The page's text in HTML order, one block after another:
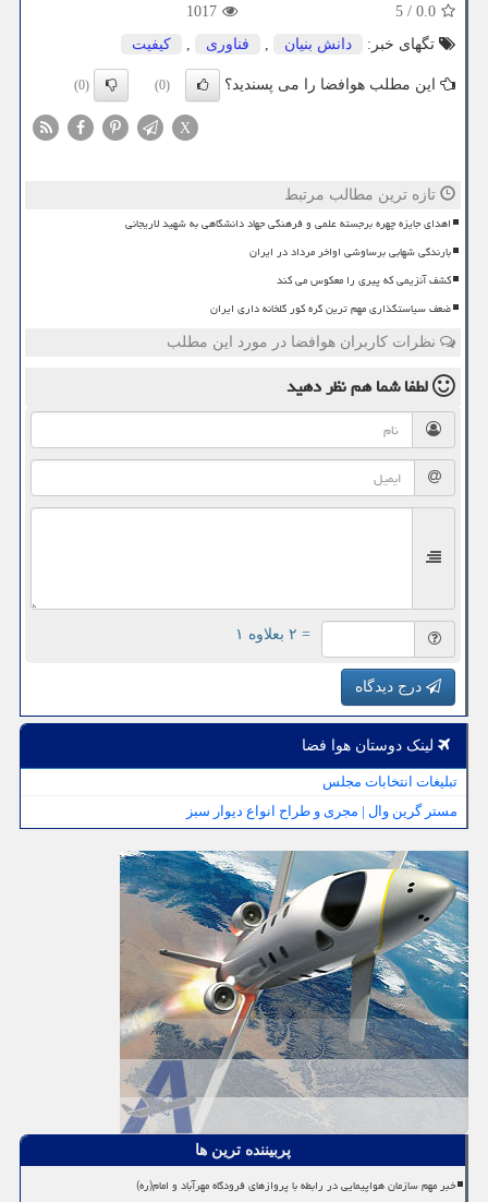
0.0
/
5
1017
تگهای خبر:
دانش بنیان , فناوری , كیفیت
این مطلب هوافضا را می پسندید؟ (0)
(0)
X
تازه ترین مطالب مرتبط
اهدای جایزه چهره برجسته علمی و فرهنگی جهاد دانشگاهی به شهید لاریجانی
بارندگی شهابی برساوشی اواخر مرداد در ایران
کشف آنزیمی که پیری را معکوس می کند
ضعف سیاستگذاری مهم ترین گره کور گلخانه داری ایران
نظرات کاربران هوافضا در مورد این مطلب
لطفا شما همنظر دهید
= ۲ بعلاوه ۱
درج دیدگاه
لینک دوستان هوا فضا
تبلیغات انتخابات مجلس
مستر گرین وال | مجری و طراح انواع دیوار سبز
پربیننده ترین ها
خبر مهم سازمان هواپیمایی در رابطه با پروازهای فرودگاه مهرآباد و امام(ره)